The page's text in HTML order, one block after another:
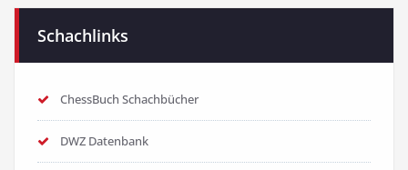
Schachlinks
ChessBuch Schachbücher
DWZ Datenbank